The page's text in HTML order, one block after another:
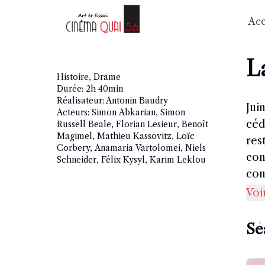
Histoire, Drame
Durée: 2h 40min
Réalisateur:Antonin Baudry
Acteurs: Simon Abkarian, Simon
Russell Beale, Florian Lesieur, Benoît
Magimel, Mathieu Kassovitz, Loïc
Corbery, Anamaria Vartolomei, Niels
Schneider, Félix Kysyl, Karim Leklou